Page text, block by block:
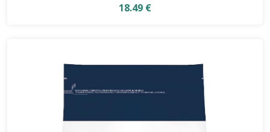
18.49 €